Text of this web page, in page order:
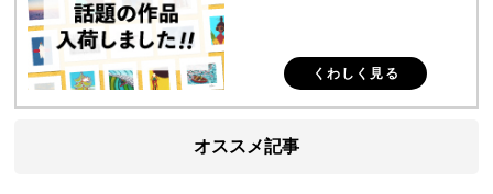
くわしく見る
オススメ記事